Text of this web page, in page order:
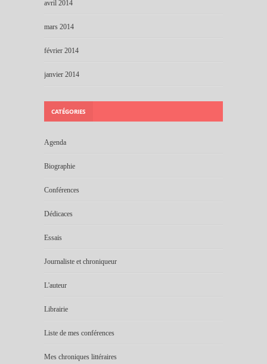
avril 2014
mars 2014
février 2014
janvier 2014
CATÉGORIES
Agenda
Biographie
Conférences
Dédicaces
Essais
Journaliste et chroniqueur
L'auteur
Librairie
Liste de mes conférences
Mes chroniques littéraires